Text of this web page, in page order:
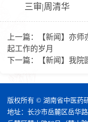
三审|周清华
上一篇：
【新闻】亦
起工作的岁月
下一篇：
【新闻】我
版权所有 © 湖南省中医药
地址：长沙市岳麓区岳华